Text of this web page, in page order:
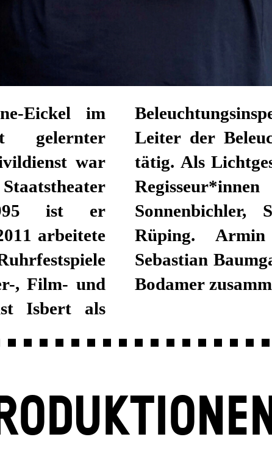
Eickel im
gelernter
war
ist er
arbeitete
, Film- und
Isbert als
Stuttgart
u. a. mit den
Bernadette
Christopher
und Sophia
Bodamer